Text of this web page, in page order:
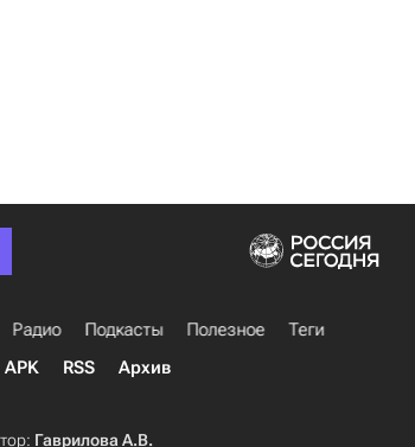
Радио Подкасты Полезное
Теги
APK RSS Архив
Гаврилова А.В.